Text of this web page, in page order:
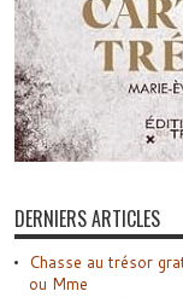
DERNIERS ARTICLES
Chasse au trésor
ou Mme